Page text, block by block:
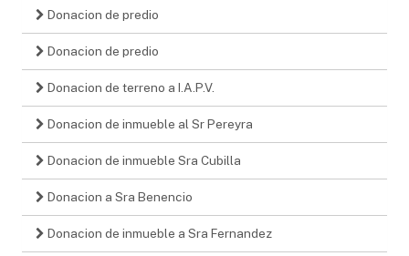
Donacion de predio
Donacion de predio
Donacion de terreno a I.A.P.V.
Donacion de inmueble al Sr Pereyra
Donacion de inmueble Sra Cubilla
Donacion a Sra Benencio
Donacion de inmueble a Sra Fernandez